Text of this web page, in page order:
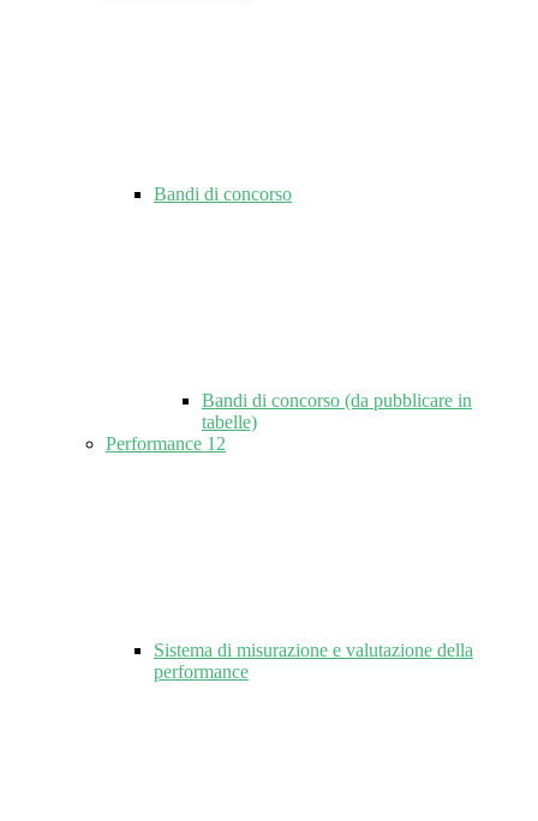
Bandi di concorso
Bandi di concorso (da pubblicare in
tabelle)
Performance 12
Sistema di misurazione e valutazione della
performance